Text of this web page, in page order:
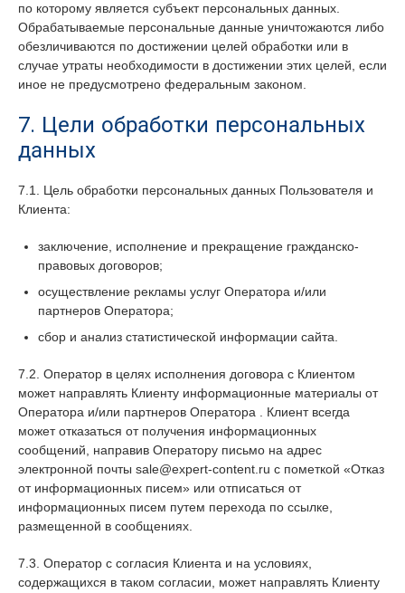
по которому является субъект персональных данных.
Обрабатываемые персональные данные уничтожаются либо
обезличиваются по достижении целей обработки или в
случае утраты необходимости в достижении этих целей, если
иное не предусмотрено федеральным законом.
7. Цели обработки персональных
данных
7.1. Цель обработки персональных данных Пользователя и
Клиента:
заключение, исполнение и прекращение гражданско-
правовых договоров;
осуществление рекламы услуг Оператора и/или
партнеров Оператора;
сбор и анализ статистической информации сайта.
7.2. Оператор в целях исполнения договора с Клиентом
может направлять Клиенту информационные материалы от
Оператора и/или партнеров Оператора . Клиент всегда
может отказаться от получения информационных
сообщений, направив Оператору письмо на адрес
электронной почты sale@expert-content.ru с пометкой «Отказ
от информационных писем» или отписаться от
информационных писем путем перехода по ссылке,
размещенной в сообщениях.
7.3. Оператор с согласия Клиента и на условиях,
содержащихся в таком согласии, может направлять Клиенту